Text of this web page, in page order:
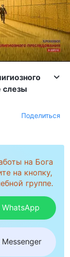
слезы
Поделиться
на Бога
на кнопку,
группе.